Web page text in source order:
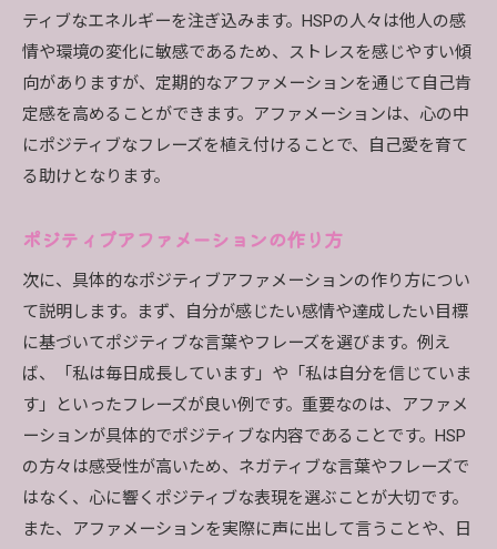
ティブなエネルギーを注ぎ込みます。HSPの人々は他人の感
情や環境の変化に敏感であるため、ストレスを感じやすい傾
向がありますが、定期的なアファメーションを通じて自己肯
定感を高めることができます。アファメーションは、心の中
にポジティブなフレーズを植え付けることで、自己愛を育て
る助けとなります。
ポジティブアファメーションの作り方
次に、具体的なポジティブアファメーションの作り方につい
て説明します。まず、自分が感じたい感情や達成したい目標
に基づいてポジティブな言葉やフレーズを選びます。例え
ば、「私は毎日成長しています」や「私は自分を信じていま
す」といったフレーズが良い例です。重要なのは、アファメ
ーションが具体的でポジティブな内容であることです。HSP
の方々は感受性が高いため、ネガティブな言葉やフレーズで
はなく、心に響くポジティブな表現を選ぶことが大切です。
また、アファメーションを実際に声に出して言うことや、日